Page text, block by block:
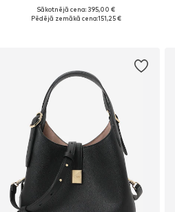
Pieejamie izmēri: One Size
Sākotnējā cena: 395,00 €
Pēdējā zemākā cena:151,25 €